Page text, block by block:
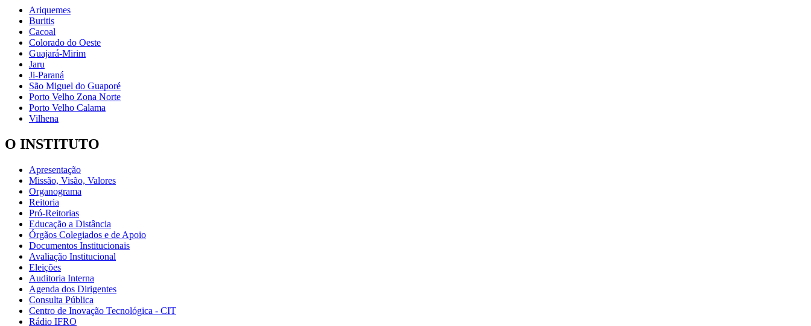
Ariquemes
Buritis
Cacoal
Colorado do Oeste
Guajará-Mirim
Jaru
Ji-Paraná
São Miguel do Guaporé
Porto Velho Zona Norte
Porto Velho Calama
Vilhena
O INSTITUTO
Apresentação
Missão, Visão, Valores
Organograma
Reitoria
Pró-Reitorias
Educação a Distância
Órgãos Colegiados e de Apoio
Documentos Institucionais
Avaliação Institucional
Eleições
Auditoria Interna
Agenda dos Dirigentes
Consulta Pública
Centro de Inovação Tecnológica - CIT
Rádio IFRO